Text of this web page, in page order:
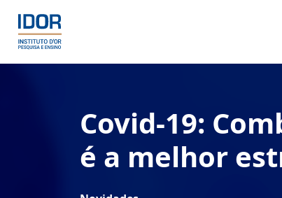
Covid-19:
é a melhor